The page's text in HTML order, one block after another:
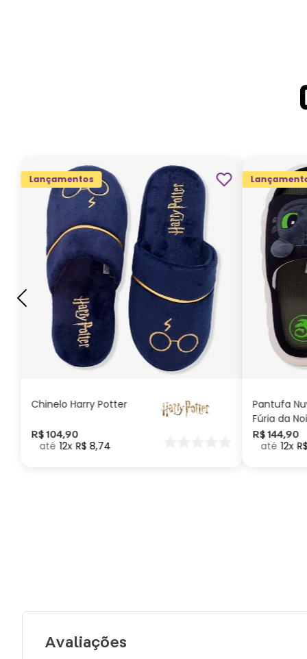
Lançamentos
Chinelo Harry Potter
R$ 104,90
12 R$ 8,74
G GG M P
ADICIONAR AO
CARRINHO
Pantufa
Fúria da
Como
seu Dragão
R$ 144,90
12 R$
Avaliações